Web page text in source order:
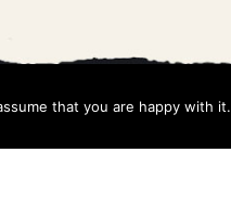
that you are happy with it.